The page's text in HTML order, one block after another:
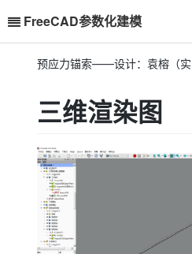
FreeCAD参数化建模
预应力锚索——设计：袁榕（实
三维渲染图